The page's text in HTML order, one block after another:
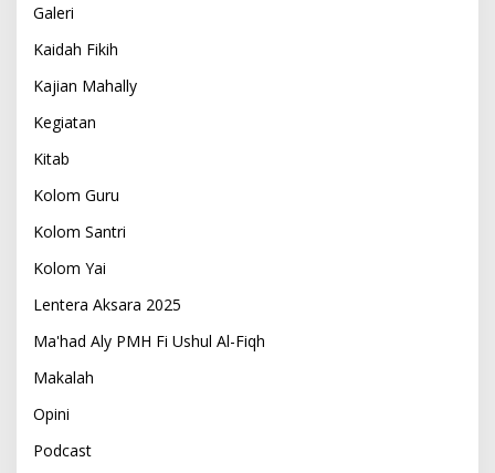
Galeri
Kaidah Fikih
Kajian Mahally
Kegiatan
Kitab
Kolom Guru
Kolom Santri
Kolom Yai
Lentera Aksara 2025
Ma'had Aly PMH Fi Ushul Al-Fiqh
Makalah
Opini
Podcast